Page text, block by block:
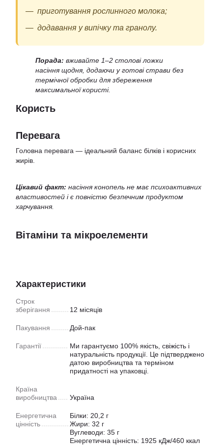
приготування рослинного молока;
додавання у випічку та гранолу.
Порада: вживайте 1–2 столові ложки
насіння щодня, додаючи у готові страви без
термічної обробки для збереження
максимальної користі.
Користь
Перевага
Головна перевага — ідеальний баланс білків і корисних
жирів.
Цікавий факт: насіння конопель не має психоактивних
властивостей і є повністю безпечним продуктом
харчування.
Вітаміни та мікроелементи
Характеристики
Строк
зберігання
12 місяців
Пакування Дой-пак
Гарантії
Ми гарантуємо 100% якість, свіжість і
натуральність продукції. Це підтверджено
датою виробництва та терміном
придатності на упаковці.
Країна
виробництва
Україна
Енергетична
цінність
Білки: 20,2 г
Жири: 32 г
Вуглеводи: 35 г
Енергетична цінність: 1925 кДж/460 ккал